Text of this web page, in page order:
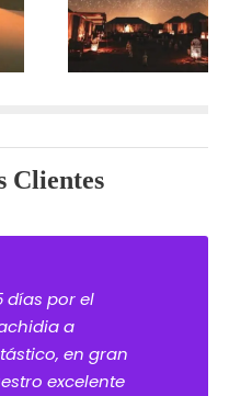
Clientes
días por el
a
en gran
excelente